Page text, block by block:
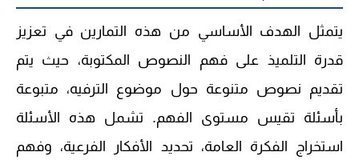
يتمثل الهدف الأساسي من هذه التمارين في تعزيز
قدرة التلميذ على فهم النصوص المكتوبة، حيث يتم
تقديم نصوص متنوعة حول موضوع الترفيه، متبوعة
بأسئلة تقيس مستوى الفهم. تشمل هذه الأسئلة
استخراج الفكرة العامة، تحديد الأفكار الفرعية، وفهم